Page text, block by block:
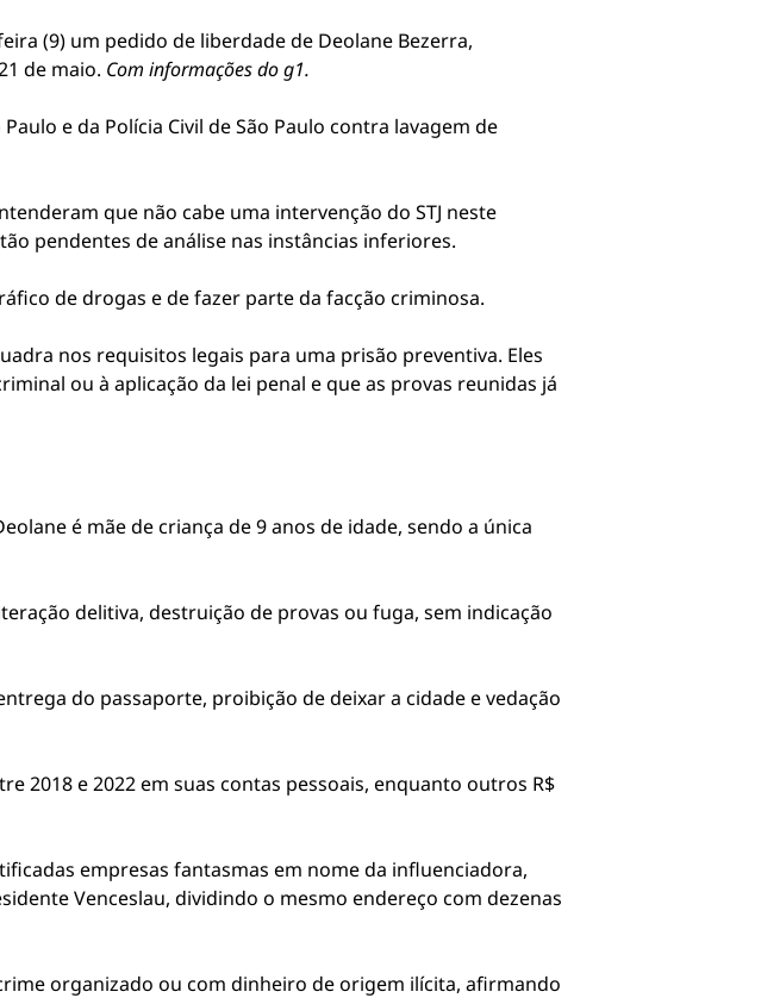
(9) um pedido de liberdade de Deolane Bezerra,
de maio. Com informações do g1.
e da Polícia Civil de São Paulo contra lavagem de
que não cabe uma intervenção do STJ neste
pendentes de análise nas instâncias inferiores.
de drogas e de fazer parte da facção criminosa.
nos requisitos legais para uma prisão preventiva. Eles
ou à aplicação da lei penal e que as provas reunidas já
é mãe de criança de 9 anos de idade, sendo a única
delitiva, destruição de provas ou fuga, sem indicação
do passaporte, proibição de deixar a cidade e vedação
2018 e 2022 em suas contas pessoais, enquanto outros R$
empresas fantasmas em nome da influenciadora,
Venceslau, dividindo o mesmo endereço com dezenas
organizado ou com dinheiro de origem ilícita, afirmando